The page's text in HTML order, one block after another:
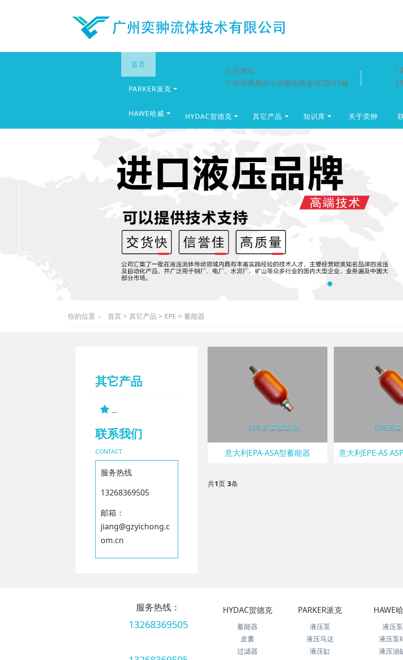
公司地址
广州市番禺区小谷围街青蓝街28号3栋
首页
PARKER派克
HAWE哈威 HYDAC贺德克 其它产品 知识库 关于奕翀
你的位置 首页 >其它产品 > EPE>蓄能器
意大利EPA-ASA型蓄能器
共1页 3条
其它产品
联系我们
CONTACT
服务热线
13268369505
邮箱：
jiang@gzyichong.c
om.cn
服务热线：
13268369505
HYDAC贺德克
蓄能器
皮囊
过滤器
PARKER派克
液压泵
液压马达
液压缸
HAWE
液压泵
液压泵
液压油